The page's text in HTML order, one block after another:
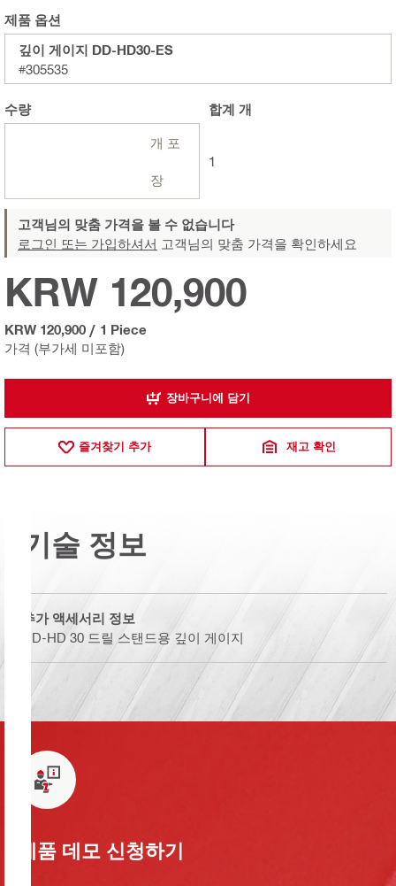
제품 옵션
깊이 게이지 DD-HD30-ES
#305535
수량
개 포
장
합계 개
1
고객님의 맞춤 가격을 볼 수 없습니다
로그인 또는 가입하셔서 고객님의 맞춤 가격을 확인하세요
가격 (부가세 미포함)
KRW 120,900
KRW 120,900 / 1 Piece
장바구니에 담기
즐겨찾기 추가 재고 확인
기술 정보
추가 액세서리 정보
DD-HD 30 드릴 스탠드용 깊이 게이지
제품 데모 신청하기